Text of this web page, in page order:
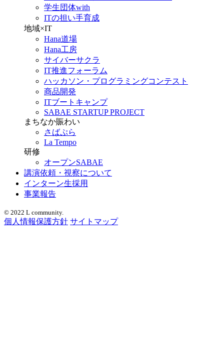
学生団体with
ITの担い手育成
地域×IT
Hana道場
Hana工房
サイバーサクラ
IT推進フォーラム
ハッカソン・プログラミングコンテスト
商品開発
ITブートキャンプ
SABAE STARTUP PROJECT
まちなか賑わい
さばぷら
La Tempo
研修
オープンSABAE
講演依頼・視察について
インターン生採用
事業報告
© 2022 L community.
個人情報保護方針 サイトマップ